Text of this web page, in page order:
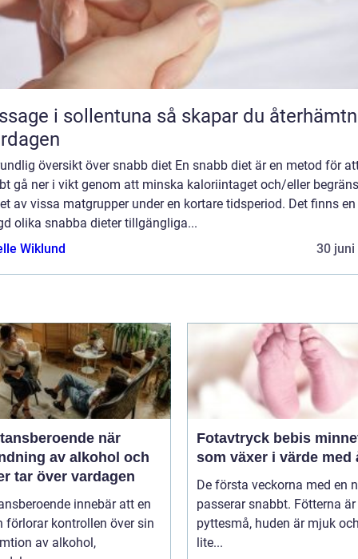
i sollentuna så skapar du återhämtning
översikt över snabb diet En snabb diet är en metod för
gå ner i vikt genom att minska kaloriintaget och/eller
av vissa matgrupper under en kortare tidsperiod. Det finns en
olika snabba dieter tillgängliga...
Wiklund
30 juni
när
av alkohol och
tar över vardagen
innebär att en
förlorar kontrollen över sin
av alkohol,
Fotavtryck bebis minnet
som växer i värde med
De första veckorna med en
passerar snabbt. Fötterna är
pyttesmå, huden är mjuk
lite...